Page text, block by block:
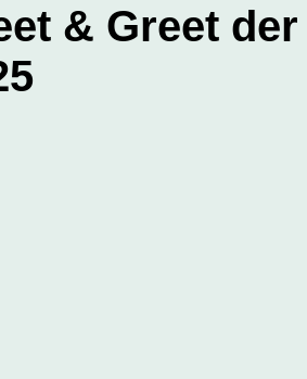
& Greet